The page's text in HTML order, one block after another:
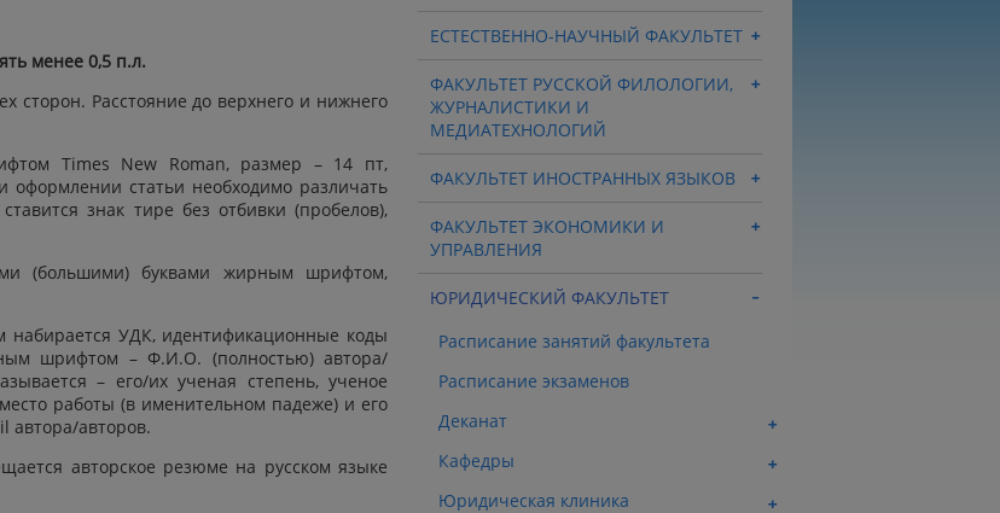
менее 0,5 п.л.
сторон. Расстояние до верхнего и нижнего
Times New Roman, размер – 14 пт,
статьи необходимо различать
знак тире без отбивки (пробелов),
(большими) буквами жирным шрифтом,
УДК, идентификационные коды
шрифтом – Ф.И.О. (полностью)автора/
– его/их ученая степень, ученое
работы (в именительном падеже) и его
автора/авторов.
авторское резюме на русском языке
ЕСТЕСТВЕННО-НАУЧНЫЙ ФАКУЛЬТЕТ
ФАКУЛЬТЕТ РУССКОЙ ФИЛОЛОГИИ,
ЖУРНАЛИСТИКИ И
МЕДИАТЕХНОЛОГИЙ
ФАКУЛЬТЕТ ИНОСТРАННЫХ ЯЗЫКОВ
ФАКУЛЬТЕТ ЭКОНОМИКИ И
УПРАВЛЕНИЯ
ЮРИДИЧЕСКИЙ ФАКУЛЬТЕТ
Расписание занятий факультета
Расписание экзаменов
Деканат
Кафедры
Юридическая клиника